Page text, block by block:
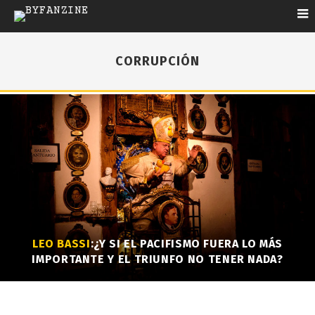
CORRUPCIÓN
LEO BASSI:¿Y SI EL PACIFISMO FUERA LO MÁS
IMPORTANTE Y EL TRIUNFO NO TENER NADA?